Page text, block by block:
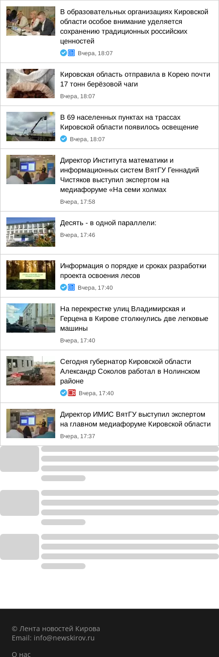
В образовательных организациях Кировской
области особое внимание уделяется
сохранению традиционных российских
ценностей
Вчера, 18:07
Кировская область отправила в Корею почти
17 тонн берёзовой чаги
Вчера, 18:07
В 69 населенных пунктах на трассах
Кировской области появилось освещение
Вчера, 18:07
Директор Института математики и
информационных систем ВятГУ Геннадий
Чистяков выступил экспертом на
медиафоруме «На семи холмах
Вчера, 17:58
Десять - в одной параллели:
Вчера, 17:46
Информация о порядке и сроках разработки
проекта освоения лесов
Вчера, 17:40
На перекрестке улиц Владимирская и
Герцена в Кирове столкнулись две легковые
машины
Вчера, 17:40
Сегодня губернатор Кировской области
Александр Соколов работал в Нолинском
районе
Вчера, 17:40
Директор ИМИС ВятГУ выступил экспертом
на главном медиафоруме Кировской области
Вчера, 17:37
© Лента новостей Кирова
Email: info@newskirov.ru
О нас